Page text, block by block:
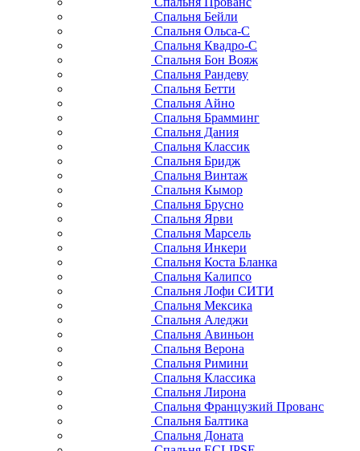
Спальня Бейли
Спальня Ольса-С
Спальня Квадро-С
Спальня Бон Вояж
Спальня Рандеву
Спальня Бетти
Спальня Айно
Спальня Брамминг
Спальня Дания
Спальня Классик
Спальня Бридж
Спальня Винтаж
Спальня Кымор
Спальня Брусно
Спальня Ярви
Спальня Марсель
Спальня Инкери
Спальня Коста Бланка
Спальня Калипсо
Спальня Лофи СИТИ
Спальня Мексика
Спальня Аледжи
Спальня Авиньон
Спальня Верона
Спальня Римини
Спальня Классика
Спальня Лирона
Спальня Французкий Прованс
Спальня Балтика
Спальня Доната